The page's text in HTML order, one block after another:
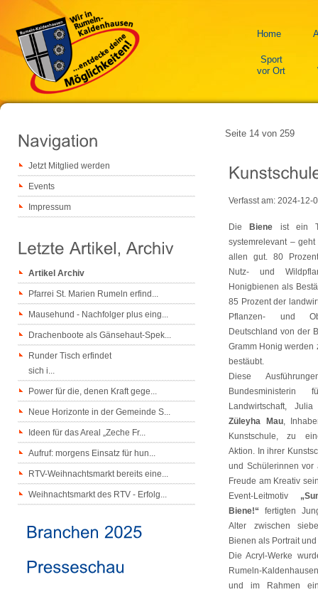
Home
Sport
vor Ort
Seite 14 von 259
Verfasst am: 2024-12-
Die Biene ist ein
systemrelevant –
allen gut. 80
Nutz- und
Honigbienen als
85 Prozent der
Pflanzen- und
Deutschland von der
Gramm Honig werden
bestäubt.
Diese
Landwirtschaft,
Züleyha Mau,
Kunstschule, zu
Aktion. In ihrer
und Schülerinnen vor
Freude am Kreativ
Event-Leitmotiv
Biene!“ fertigten
Alter zwischen
Bienen als Portrait
Die Acryl-Werke
Rumeln-
und im Rahmen
Jetzt Mitglied werden
Events
Impressum
Artikel Archiv
Pfarrei St. Marien Rumeln erfind...
Mausehund - Nachfolger plus eing...
Drachenboote als Gänsehaut-Spek...
Runder Tisch erfindet
sich i...
Power für die, denen Kraft gege...
Neue Horizonte in der Gemeinde S...
Ideen für das Areal „Zeche Fr...
Aufruf: morgens Einsatz für hun...
RTV-Weihnachtsmarkt bereits eine...
Weihnachtsmarkt des RTV - Erfolg...